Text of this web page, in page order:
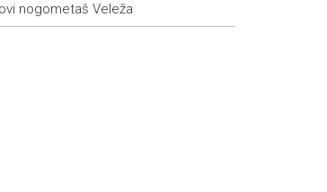
nogometaš Veleža